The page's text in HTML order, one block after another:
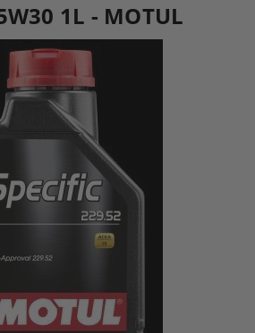
1L - MOTUL